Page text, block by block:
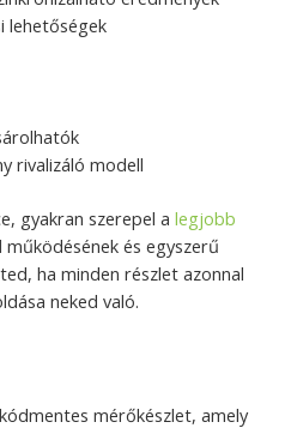
lehetőségek
rivalizáló modell
gyakran szerepel a legjobb
és egyszerű
ha minden részlet azonnal
neked való.
mérőkészlet, amely